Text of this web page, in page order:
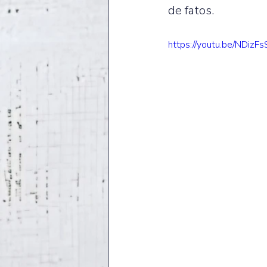
de fatos.
https://youtu.be/